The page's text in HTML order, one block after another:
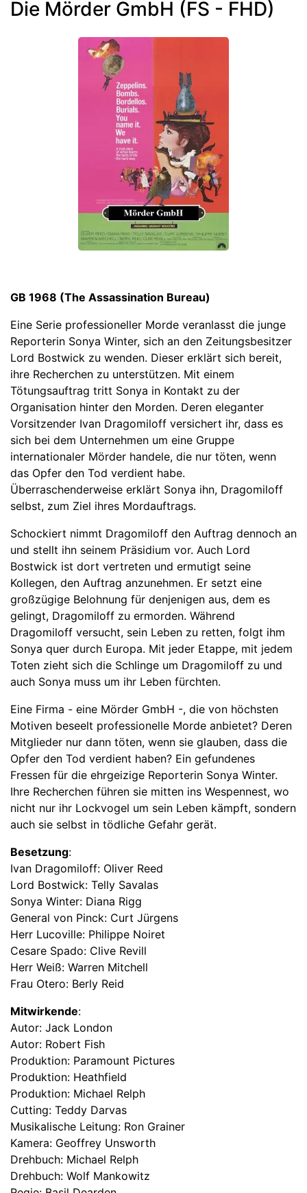
Die Mörder GmbH (FS - FHD)
GB 1968 (The Assassination Bureau‎)
Eine Serie professioneller Morde veranlasst die junge
Reporterin Sonya Winter, sich an den Zeitungsbesitzer
Lord Bostwick zu wenden. Dieser erklärt sich bereit,
ihre Recherchen zu unterstützen. Mit einem
Tötungsauftrag tritt Sonya in Kontakt zu der
Organisation hinter den Morden. Deren eleganter
Vorsitzender Ivan Dragomiloff versichert ihr, dass es
sich bei dem Unternehmen um eine Gruppe
internationaler Mörder handele, die nur töten, wenn
das Opfer den Tod verdient habe.
Überraschenderweise erklärt Sonya ihn, Dragomiloff
selbst, zum Ziel ihres Mordauftrags.
Schockiert nimmt Dragomiloff den Auftrag dennoch an
und stellt ihn seinem Präsidium vor. Auch Lord
Bostwick ist dort vertreten und ermutigt seine
Kollegen, den Auftrag anzunehmen. Er setzt eine
großzügige Belohnung für denjenigen aus, dem es
gelingt, Dragomiloff zu ermorden. Während
Dragomiloff versucht, sein Leben zu retten, folgt ihm
Sonya quer durch Europa. Mit jeder Etappe, mit jedem
Toten zieht sich die Schlinge um Dragomiloff zu und
auch Sonya muss um ihr Leben fürchten.
Eine Firma - eine Mörder GmbH -, die von höchsten
Motiven beseelt professionelle Morde anbietet? Deren
Mitglieder nur dann töten, wenn sie glauben, dass die
Opfer den Tod verdient haben? Ein gefundenes
Fressen für die ehrgeizige Reporterin Sonya Winter.
Ihre Recherchen führen sie mitten ins Wespennest, wo
nicht nur ihr Lockvogel um sein Leben kämpft, sondern
auch sie selbst in tödliche Gefahr gerät.
Besetzung:
Ivan Dragomiloff: Oliver Reed
Lord Bostwick: Telly Savalas
Sonya Winter: Diana Rigg
General von Pinck: Curt Jürgens
Herr Lucoville: Philippe Noiret
Cesare Spado: Clive Revill
Herr Weiß: Warren Mitchell
Frau Otero: Berly Reid
Mitwirkende:
Autor: Jack London
Autor: Robert Fish
Produktion: Paramount Pictures
Produktion: Heathfield
Produktion: Michael Relph
Cutting: Teddy Darvas
Musikalische Leitung: Ron Grainer
Kamera: Geoffrey Unsworth
Drehbuch: Michael Relph
Drehbuch: Wolf Mankowitz